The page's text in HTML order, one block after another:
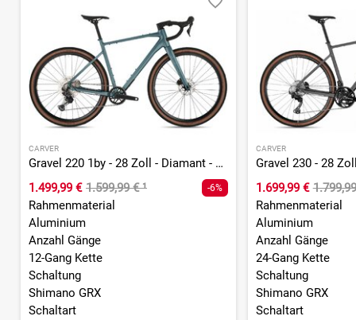
CARVER
Gravel 220 1by - 28 Zoll - Diamant - 2026
1.499,99 € 1.599,99 €¹ -6%
Rahmenmaterial
Aluminium
Anzahl Gänge
12-Gang Kette
Schaltung
Shimano GRX
Schaltart
CARVER
Gravel 230 - 28
1.699,99 €
Rahmenmaterial
Aluminium
Anzahl Gänge
24-Gang Kette
Schaltung
Shimano GRX
Schaltart